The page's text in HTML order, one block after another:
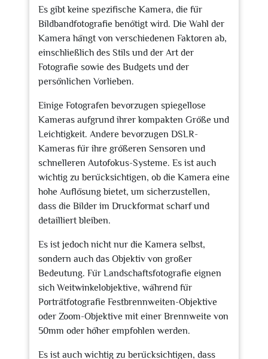
Es gibt keine spezifische Kamera, die für
Bildbandfotografie benötigt wird. Die Wahl der
Kamera hängt von verschiedenen Faktoren ab,
einschließlich des Stils und der Art der
Fotografie sowie des Budgets und der
persönlichen Vorlieben.
Einige Fotografen bevorzugen spiegellose
Kameras aufgrund ihrer kompakten Größe und
Leichtigkeit. Andere bevorzugen DSLR-
Kameras für ihre größeren Sensoren und
schnelleren Autofokus-Systeme. Es ist auch
wichtig zu berücksichtigen, ob die Kamera eine
hohe Auflösung bietet, um sicherzustellen,
dass die Bilder im Druckformat scharf und
detailliert bleiben.
Es ist jedoch nicht nur die Kamera selbst,
sondern auch das Objektiv von großer
Bedeutung. Für Landschaftsfotografie eignen
sich Weitwinkelobjektive, während für
Porträtfotografie Festbrennweiten-Objektive
oder Zoom-Objektive mit einer Brennweite von
50mm oder höher empfohlen werden.
Es ist auch wichtig zu berücksichtigen, dass